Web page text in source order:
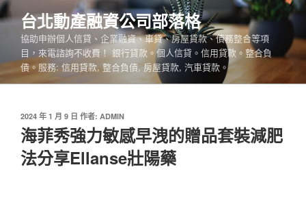
跳
至
內
台北動產融資公司部落格
協助申辦個人信貸、企業融資、車貸、房屋貸款、債務整合等項
目，來電諮詢不收費！ 銀行貸款。個人信貸。信用貸款。整合負
債。服務: 信用貸款, 整合負債, 房屋貸款, 汽車貸款。
發
佈
於
2024 年 1 月 9 日 作者: ADMIN
海菲秀強力敏感早洩的贈品套裝減肥
法分享Ellanse壯陽藥